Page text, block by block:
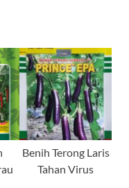
Benih Terong Laris
Tahan Virus